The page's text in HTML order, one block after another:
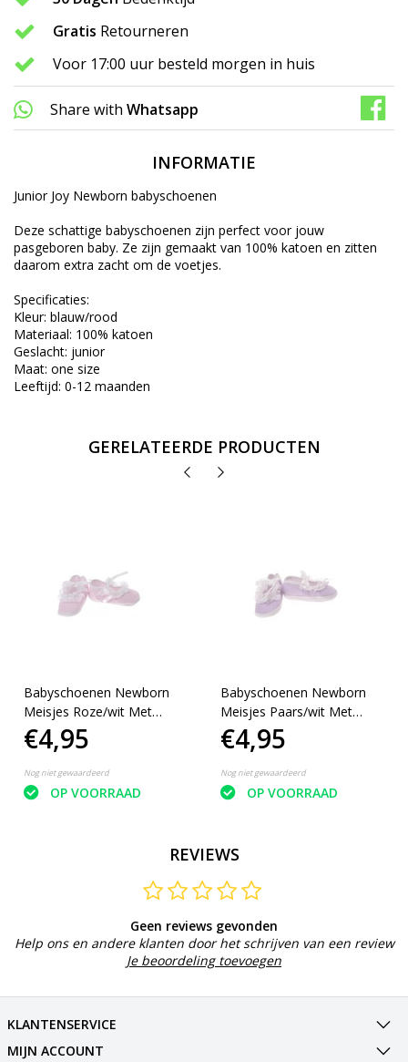
Gratis Retourneren
Voor 17:00 uur besteld morgen in huis
Share with Whatsapp
INFORMATIE
Junior Joy Newborn babyschoenen
Deze schattige babyschoenen zijn perfect voor jouw
pasgeboren baby. Ze zijn gemaakt van 100% katoen en zitten
daarom extra zacht om de voetjes.
Specificaties:
Kleur: blauw/rood
Materiaal: 100% katoen
Geslacht: junior
Maat: one size
Leeftijd: 0-12 maanden
GERELATEERDE PRODUCTEN
Babyschoenen Newborn
Meisjes Roze/wit Met
Stippen
€4,95
Nog niet gewaardeerd
OP VOORRAAD
Babyschoenen Newborn
Meisjes Paars/wit Met
Stippen
€4,95
Nog niet gewaardeerd
OP VOORRAAD
REVIEWS
Geen reviews gevonden
Help ons en andere klanten door het schrijven van een review
Je beoordeling toevoegen
KLANTENSERVICE
MIJN ACCOUNT